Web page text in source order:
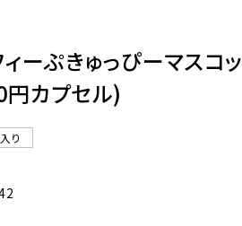
ーぷきゅっぴーマスコッ
カプセル)
り